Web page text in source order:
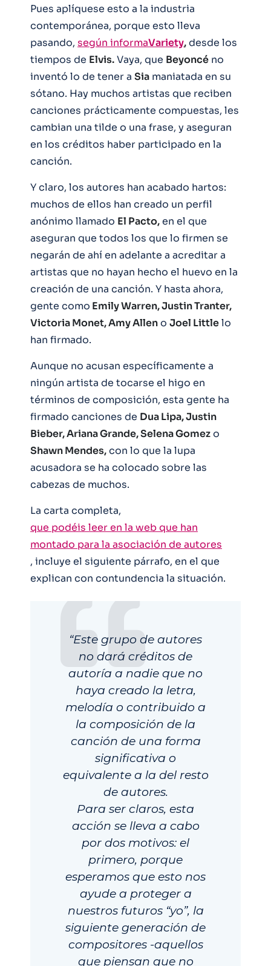
Pues aplíquese esto a la industria
contemporánea, porque esto lleva
pasando, según informaVariety,desde los
tiempos de Elvis.Vaya, que Beyoncé no
inventó lo de tener a Sia maniatada en su
sótano. Hay muchos artistas que reciben
canciones prácticamente compuestas, les
cambian una tilde o una frase, y aseguran
en los créditos haber participado en la
canción.
Y claro, los autores han acabado hartos:
muchos de ellos han creado un perfil
anónimo llamado El Pacto,en el que
aseguran que todos los que lo firmen se
negarán de ahí en adelante a acreditar a
artistas que no hayan hecho el huevo en la
creación de una canción. Y hasta ahora,
gente como Emily Warren, Justin Tranter,
Victoria Monet, Amy Alleno Joel Littlelo
han firmado.
Aunque no acusan específicamente a
ningún artista de tocarse el higo en
términos de composición, esta gente ha
firmado canciones de Dua Lipa, Justin
Bieber, Ariana Grande, Selena Gomezo
Shawn Mendes,con lo que la lupa
acusadora se ha colocado sobre las
cabezas de muchos.
La carta completa,
que podéis leer en la web que han
montado para la asociación de autores
, incluye el siguiente párrafo, en el que
explican con contundencia la situación.
“Este grupo de autores
no dará créditos de
autoría a nadie que no
haya creado la letra,
melodía o contribuido a
la composición de la
canción de una forma
significativa o
equivalente a la del resto
de autores.
Para ser claros, esta
acción se lleva a cabo
por dos motivos: el
primero, porque
esperamos que esto nos
ayude a proteger a
nuestros futuros “yo”, la
siguiente generación de
compositores -aquellos
que piensan que no